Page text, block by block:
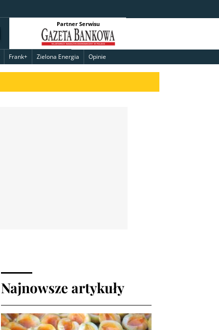
Partner Serwisu
Frank+ Zielona Energia Opinie
Najnowsze artykuły